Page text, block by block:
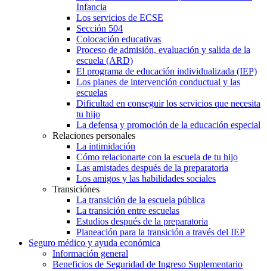
Infancia
Los servicios de ECSE
Sección 504
Colocación educativas
Proceso de admisión, evaluación y salida de la
escuela (ARD)
El programa de educación individualizada (IEP)
Los planes de intervención conductual y las
escuelas
Dificultad en conseguir los servicios que necesita
tu hijo
La defensa y promoción de la educación especial
Relaciones personales
La intimidación
Cómo relacionarte con la escuela de tu hijo
Las amistades después de la preparatoria
Los amigos y las habilidades sociales
Transiciónes
La transición de la escuela pública
La transición entre escuelas
Estudios después de la preparatoria
Planeación para la transición a través del IEP
Seguro médico y ayuda económica
Información general
Beneficios de Seguridad de Ingreso Suplementario